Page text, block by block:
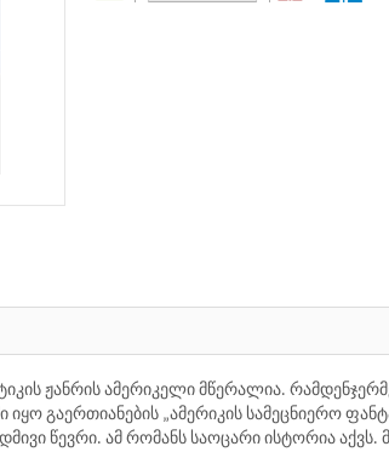
ჟანრის ამერიკელი მწერალია.
იყო გაერთიანების „ამერიკის სამეცნიერო
წევრი. ამ რომანს საოცარი ისტორია აქვს.